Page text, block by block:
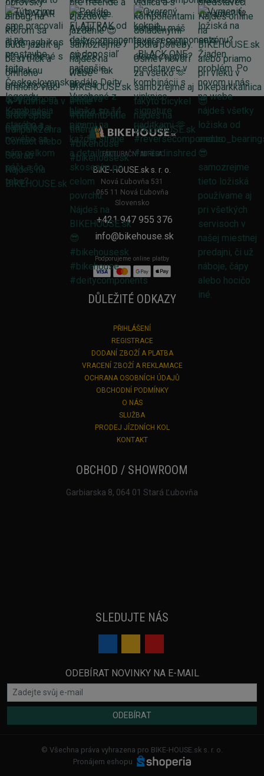
FAKTURAČNÍ ADRESA
BIKE-HOUSE.sk s. r. o.
Nová Ľubovňa 531
065 11 Nová Ľubovňa
Slovensko
+421 947 955 376
info@bikehouse.sk
Podporujeme online platby
DŮLEŽITÉ ODKAZY
PŘIHLÁŠENÍ
REGISTRACE
DODANÍ ZBOŽÍ A PLATBA
VRACENÍ ZBOŽÍ A REKLAMACE
OCHRANA OSOBNÍCH ÚDAJŮ
OBCHODNÍ PODMÍNKY
O NÁS
SLUŽBA
PRODEJ JÍZDNÍCH KOL
KONTAKT
OBCHOD / SHOWROOM
Garbiarska 8, 064 01 Stará Ľubovňa
SLEDUJTE NÁS
ODEBÍRAT NOVINKY NA E-MAIL
ODEBÍRAT
© Všechna práva vyhrazena pro BIKE-HOUSE.sk s. r. o.
Pronájem eshopu